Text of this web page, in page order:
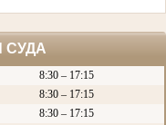
СУДА
8:30 – 17:15
8:30 – 17:15
8:30 – 17:15